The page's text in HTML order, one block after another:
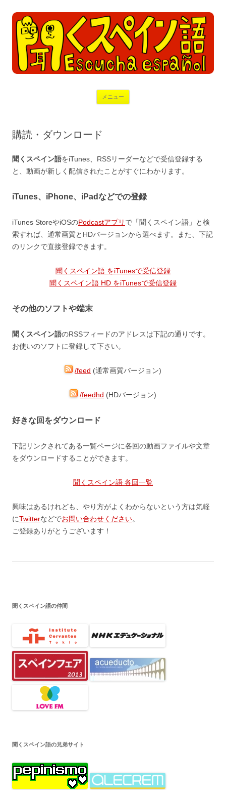
メニュー
プ
購読・ダウンロード
聞くスペイン語をiTunes、RSSリーダーなどで受信登録する
と、動画が新しく配信されたことがすぐにわかります。
iTunes、iPhone、iPadなどでの登録
iTunes StoreやiOSのPodcastアプリ で「聞くスペイン語」と検
索すれば、通常画質とHDバージョンから選べます。また、下記
のリンクで直接登録できます。
聞くスペイン語 をiTunesで受信登録
聞くスペイン語 HD をiTunesで受信登録
その他のソフトや端末
聞くスペイン語のRSSフィードのアドレスは下記の通りです。
お使いのソフトに登録して下さい。
/feed (通常画質バージョン)
/feedhd (HDバージョン)
好きな回をダウンロード
下記リンクされてある一覧ページに各回の動画ファイルや文章
をダウンロードすることができます。
聞くスペイン語 各回一覧
興味はあるけれども、やり方がよくわからないという方は気軽
にTwitterなどでお問い合わせください。
ご登録ありがとうございます！
聞くスペイン語の仲間
聞くスペイン語の兄弟サイト